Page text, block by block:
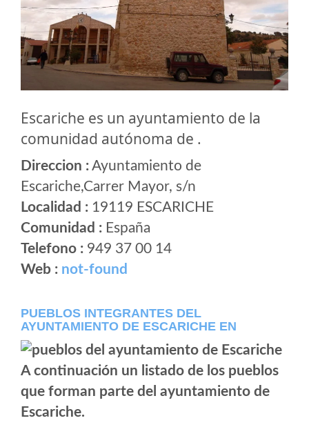
Escariche es un ayuntamiento de la
comunidad autónoma de .
Direccion :Ayuntamiento de
Escariche,Carrer Mayor, s/n
Localidad : 19119 ESCARICHE
Comunidad : España
Telefono : 949 37 00 14
Web : not-found
PUEBLOS INTEGRANTES DEL
AYUNTAMIENTO DE ESCARICHE EN
A continuación un listado de los pueblos
que forman parte del ayuntamiento de
Escariche.